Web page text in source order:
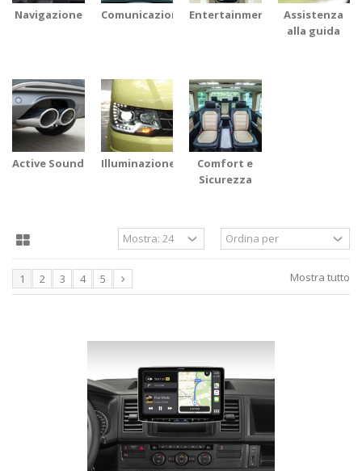
Navigazione Comunicazione Entertainment
Assistenza
alla guida
Active Sound Illuminazione
Comfort e
Sicurezza
Mostra tutto
1 2 3 4 5